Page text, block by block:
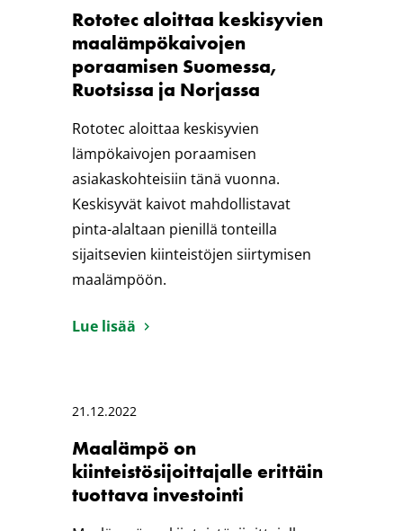
Rototec aloittaa keskisyvien
maalämpökaivojen
poraamisen Suomessa,
Ruotsissa ja Norjassa
Rototec aloittaa keskisyvien
lämpökaivojen poraamisen
asiakaskohteisiin tänä vuonna.
Keskisyvät kaivot mahdollistavat
pinta-alaltaan pienillä tonteilla
sijaitsevien kiinteistöjen siirtymisen
maalämpöön.
Lue lisää
21.12.2022
Maalämpö on
kiinteistösijoittajalle erittäin
tuottava investointi